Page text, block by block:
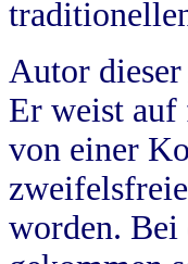
Autor
Er weist auf
von einer
worden. Bei